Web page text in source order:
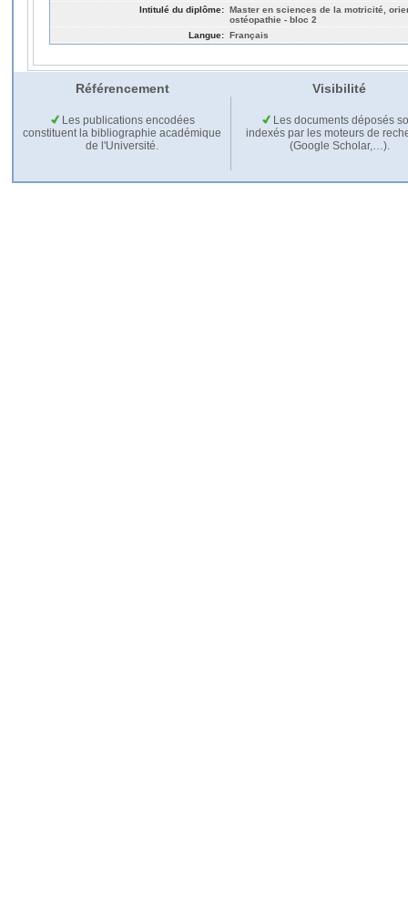
Intitulé du diplôme: Master en sciences de la motricité,
ostéopathie - bloc 2
Langue: Français
Référencement Visibilité
Les publications encodées
constituent la bibliographie académique
de l'Université.
Les documents déposés
indexés par les moteurs de
(Google Scholar,…).